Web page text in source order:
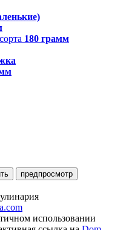
180 грамм
предпросмотр
использовании